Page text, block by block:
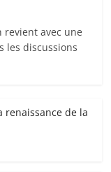
revient avec une
les discussions
renaissance de la